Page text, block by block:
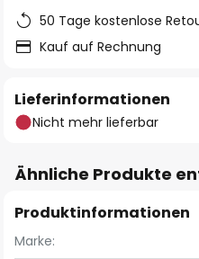
50 Tage kostenlose
Kauf auf Rechnung
Lieferinformationen
Nicht mehr lieferbar
Ähnliche Produkte
Produktinformationen
Marke: